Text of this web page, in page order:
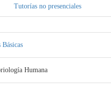
Tutorías no presenciales
Humana